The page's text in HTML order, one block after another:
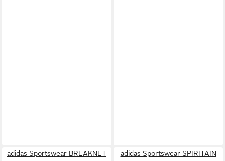
adidas Sportswear BREAKNET
adidas Sportswear SPIRITAIN